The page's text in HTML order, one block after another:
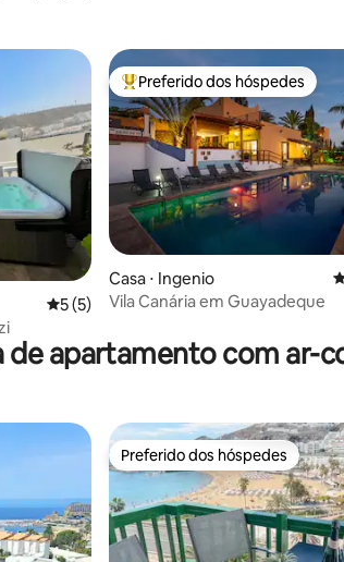
5 de uma avaliação média de 5, 5
5 (5)
Entre os melhores preferidos
Preferido dos hóspedes
Casa ⋅ Ingenio
Vila Canária em Guayadeque
apartamento com ar-
Preferido dos hóspedes
Preferido dos hóspedes